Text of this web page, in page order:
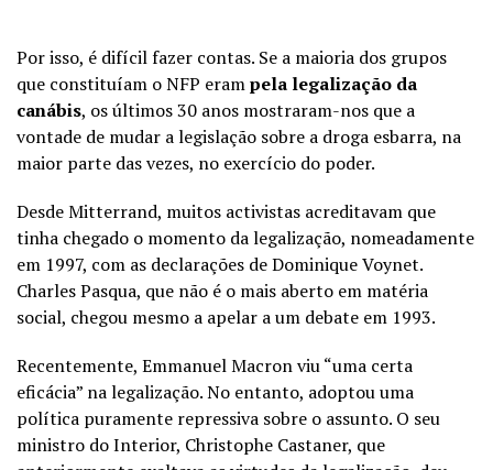
Por isso, é difícil fazer contas. Se a maioria dos grupos
que constituíam o NFP erampela legalização da
canábis, os últimos 30 anos mostraram-nos que a
vontade de mudar a legislação sobre a droga esbarra, na
maior parte das vezes, no exercício do poder.
Desde Mitterrand, muitos activistas acreditavam que
tinha chegado o momento da legalização, nomeadamente
em 1997, com as declarações de Dominique Voynet.
Charles Pasqua, que não é o mais aberto em matéria
social, chegou mesmo a apelar a um debate em 1993.
Recentemente, Emmanuel Macron viu “uma certa
eficácia” na legalização. No entanto, adoptou uma
política puramente repressiva sobre o assunto. O seu
ministro do Interior, Christophe Castaner, que